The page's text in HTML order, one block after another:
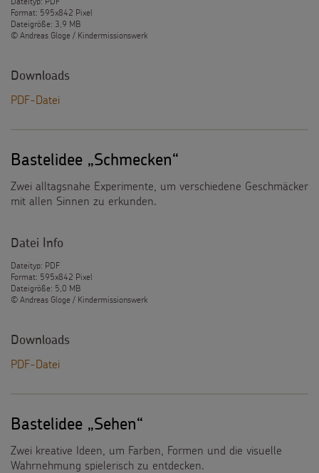
Format: 595x842 Pixel
Dateigröße: 3,9 MB
© Andreas Gloge / Kindermissionswerk
Downloads
PDF-Datei
Bastelidee „Schmecken“
Zwei alltagsnahe Experimente, um verschiedene Geschmäcker
mit allen Sinnen zu erkunden.
Datei Info
Dateityp: PDF
Format: 595x842 Pixel
Dateigröße: 5,0 MB
© Andreas Gloge / Kindermissionswerk
Downloads
PDF-Datei
Bastelidee „Sehen“
Zwei kreative Ideen, um Farben, Formen und die visuelle
Wahrnehmung spielerisch zu entdecken.